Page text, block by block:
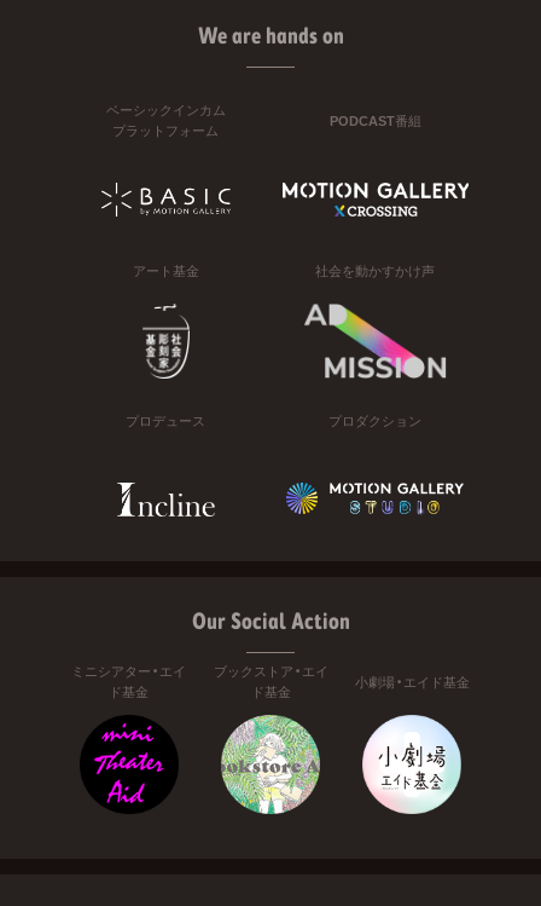
We are hands on
ベーシックインカム
プラットフォーム
PODCAST番組
アート基金 社会を動かすかけ声
プロデュース プロダクション
Our Social Action
ミニシアター・エイ
ド基金
ブックストア・エイ
ド基金
小劇場・エイド基金